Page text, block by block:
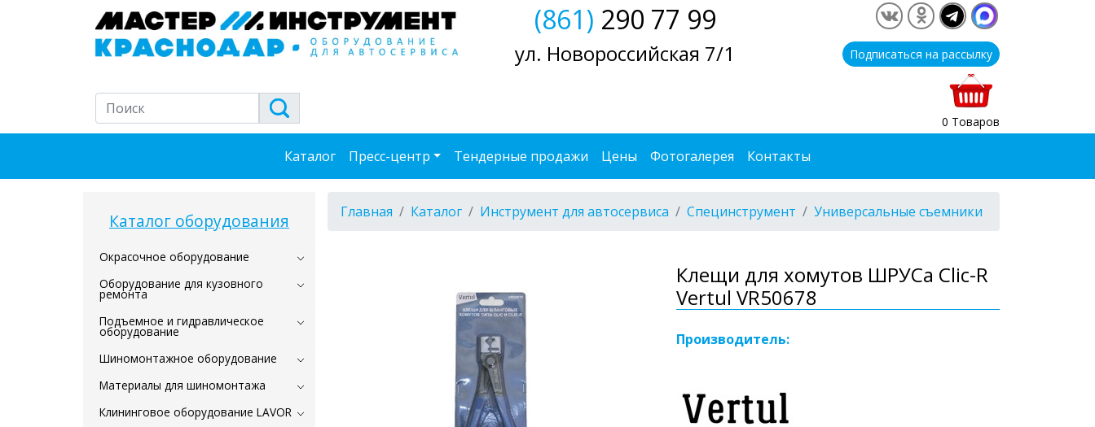
(861) 290 77 99
ул. Новороссийская 7/1 Подписаться на рассылку
0 Товаров
Каталог Пресс-центр Тендерные продажи Цены Фотогалерея Контакты
Каталог оборудования
Окрасочное оборудование
Оборудование для кузовного
ремонта
Подъемное и гидравлическое
оборудование
Шиномонтажное оборудование
Материалы для шиномонтажа
Клининговое оборудование LAVOR
Главная Каталог Инструмент для автосервиса Специнструмент Универсальные съемники
Клещи для хомутов ШРУСа Clic-R
Vertul VR50678
Производитель: